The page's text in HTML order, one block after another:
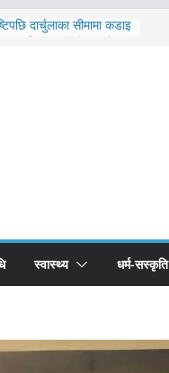
दार्चुलाका सीमामा कडाइ
स्वास्थ्योपचारतर्फ
स्वास्थ्य धर्म-सस्कृति